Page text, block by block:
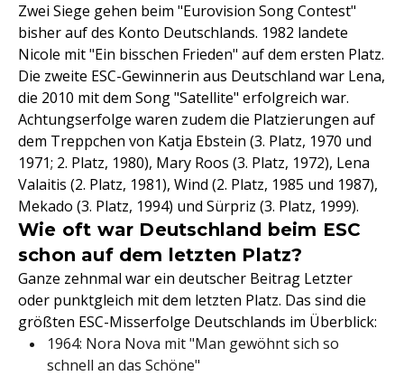
Zwei Siege gehen beim "Eurovision Song Contest"
bisher auf des Konto Deutschlands. 1982 landete
Nicole mit "Ein bisschen Frieden" auf dem ersten Platz.
Die zweite ESC-Gewinnerin aus Deutschland war Lena,
die 2010 mit dem Song "Satellite" erfolgreich war.
Achtungserfolge waren zudem die Platzierungen auf
dem Treppchen von Katja Ebstein (3. Platz, 1970 und
1971; 2. Platz, 1980), Mary Roos (3. Platz, 1972), Lena
Valaitis (2. Platz, 1981), Wind (2. Platz, 1985 und 1987),
Mekado (3. Platz, 1994) und Sürpriz (3. Platz, 1999).
Wie oft war Deutschland beim ESC
schon auf dem letzten Platz?
Ganze zehnmal war ein deutscher Beitrag Letzter
oder punktgleich mit dem letzten Platz. Das sind die
größten ESC-Misserfolge Deutschlands im Überblick:
1964: Nora Nova mit "Man gewöhnt sich so
schnell an das Schöne"